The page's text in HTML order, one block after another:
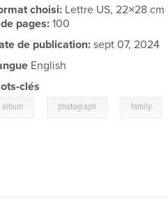
choisi: Lettre US, 22×28 cm
pages:100
de publication: sept 07, 2024
English
clés
album photograph family